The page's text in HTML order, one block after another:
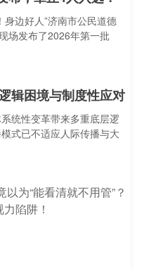
边好人”济南市公民道德
场发布了2026年第一批
辑困境与制度性应对
统性变革带来多重底层逻
式已不适应人际传播与大